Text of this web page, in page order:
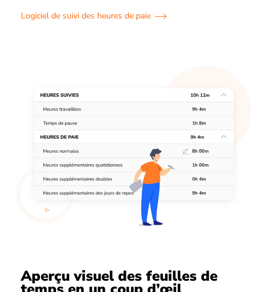
Logiciel de suivi des heures de paie
Aperçu visuel des feuilles de